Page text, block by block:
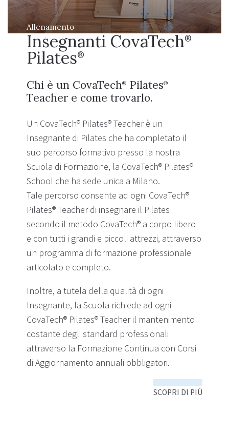
Allenamento
Insegnanti CovaTech®
Pilates®
Chi è un CovaTech® Pilates®
Teacher e come trovarlo.
Un CovaTech® Pilates® Teacher è un
Insegnante di Pilates che ha completato il
suo percorso formativo presso la nostra
Scuola di Formazione, la CovaTech® Pilates®
School che ha sede unica a Milano.
Tale percorso consente ad ogni CovaTech®
Pilates® Teacher di insegnare il Pilates
secondo il metodo CovaTech® a corpo libero
e con tutti i grandi e piccoli attrezzi, attraverso
un programma di formazione professionale
articolato e completo.
Inoltre, a tutela della qualità di ogni
Insegnante, la Scuola richiede ad ogni
CovaTech® Pilates® Teacher il mantenimento
costante degli standard professionali
attraverso la Formazione Continua con Corsi
di Aggiornamento annuali obbligatori.
SCOPRI DI PIÙ